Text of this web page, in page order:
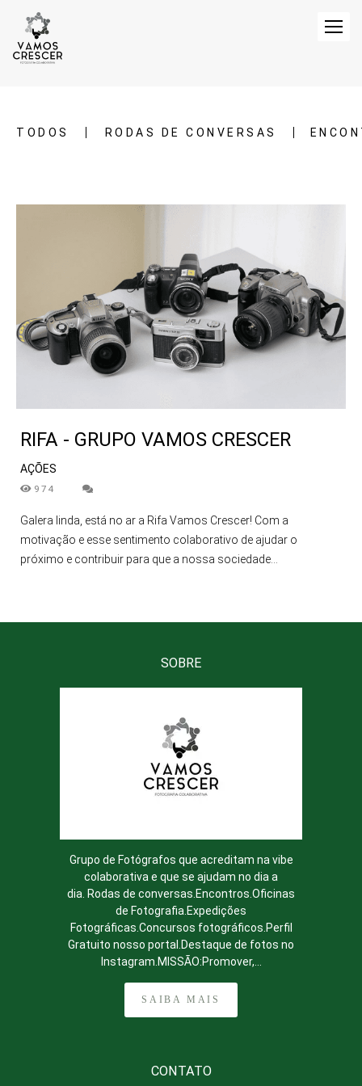
TODOS RODAS DE CONVERSAS
RIFA - GRUPO VAMOS CRESCER
AÇÕES
974
Galera linda, está no ar a Rifa Vamos Crescer! Com a
motivação e esse sentimento colaborativo de ajudar o
próximo e contribuir para que a nossa sociedade...
SOBRE
Grupo de Fotógrafos que acreditam na vibe
colaborativa e que se ajudam no dia a
dia. Rodas de conversas.Encontros.Oficinas
de Fotografia.Expedições
Fotográficas.Concursos fotográficos.Perfil
Gratuito nosso portal.Destaque de fotos no
Instagram.MISSÃO:Promover,...
SAIBA MAIS
CONTATO